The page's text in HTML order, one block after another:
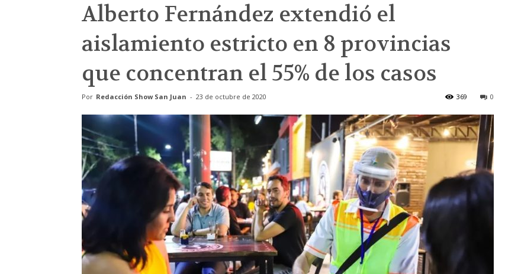
Alberto Fernández extendió el
aislamiento estricto en 8 provincias
que concentran el 55% de los casos
Por Redacción Show San Juan - 23 de octubre de 2020 0
369